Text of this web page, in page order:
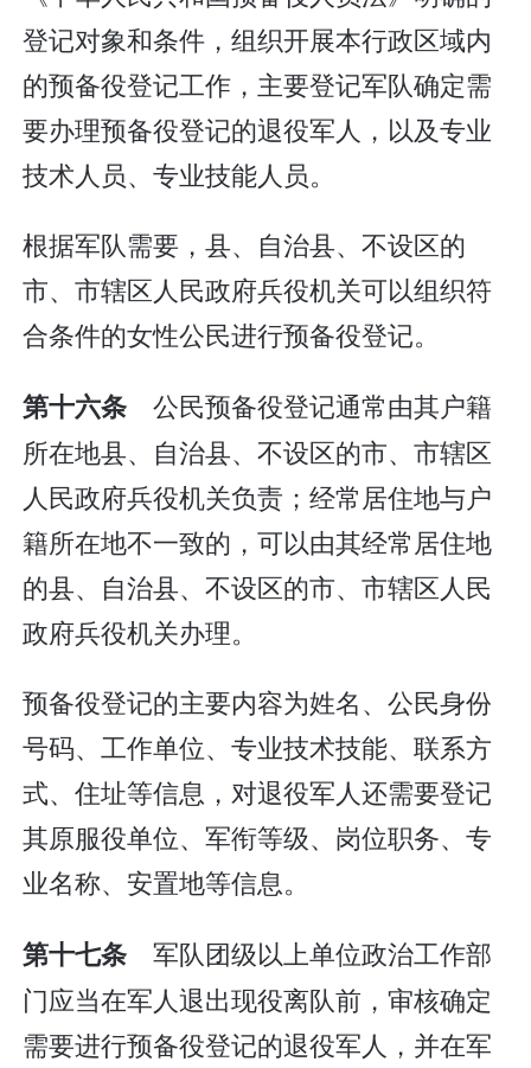
登记对象和条件，组织开展本行政区域内
的预备役登记工作，主要登记军队确定需
要办理预备役登记的退役军人，以及专业
技术人员、专业技能人员。
根据军队需要，县、自治县、不设区的
市、市辖区人民政府兵役机关可以组织符
合条件的女性公民进行预备役登记。
第十六条公民预备役登记通常由其户籍
所在地县、自治县、不设区的市、市辖区
人民政府兵役机关负责；经常居住地与户
籍所在地不一致的，可以由其经常居住地
的县、自治县、不设区的市、市辖区人民
政府兵役机关办理。
预备役登记的主要内容为姓名、公民身份
号码、工作单位、专业技术技能、联系方
式、住址等信息，对退役军人还需要登记
其原服役单位、军衔等级、岗位职务、专
业名称、安置地等信息。
第十七条军队团级以上单位政治工作部
门应当在军人退出现役离队前，审核确定
需要进行预备役登记的退役军人，并在军